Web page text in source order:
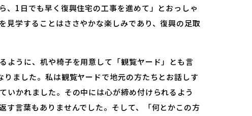
、1日でも早く復興住宅の工事を進めて」とおっしゃ
見学することはささやかな楽しみであり、復興の足取
ように、机や椅子を用意して「観覧ヤード」とも言
ました。私は観覧ヤードで地元の方たちとお話しす
いかれました。その中には心が締め付けられるよう
す言葉もありませんでした。そして、「何とかこの方